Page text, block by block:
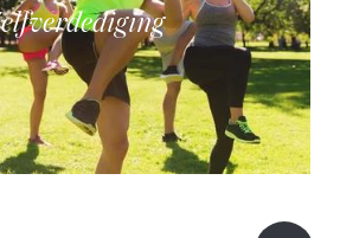
Zelfverdediging